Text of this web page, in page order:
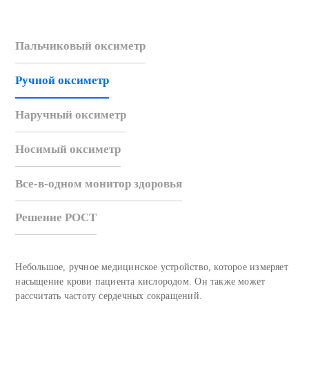
Пальчиковый оксиметр
Ручной оксиметр
Наручный оксиметр
Носимый оксиметр
Все-в-одном монитор здоровья
Решение POCT
Небольшое, ручное медицинское устройство, которое измеряет
насыщение крови пациента кислородом. Он также может
рассчитать частоту сердечных сокращений.